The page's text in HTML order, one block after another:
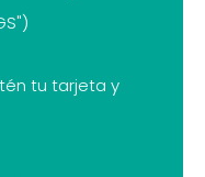
tu tarjeta y